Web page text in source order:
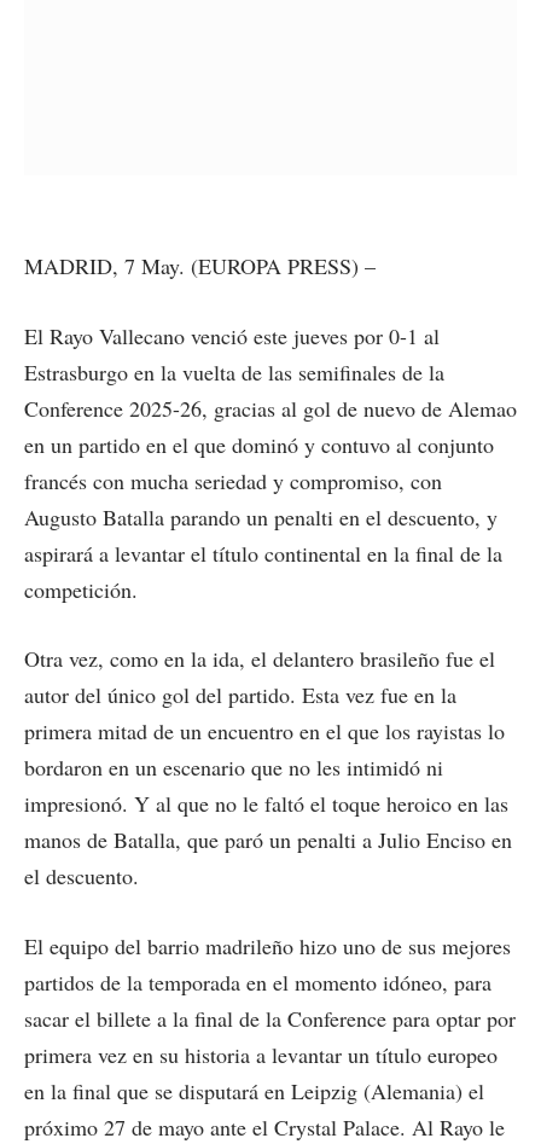
MADRID, 7 May. (EUROPA PRESS) –
El Rayo Vallecano venció este jueves por 0-1 al
Estrasburgo en la vuelta de las semifinales de la
Conference 2025-26, gracias al gol de nuevo de Alemao
en un partido en el que dominó y contuvo al conjunto
francés con mucha seriedad y compromiso, con
Augusto Batalla parando un penalti en el descuento, y
aspirará a levantar el título continental en la final de la
competición.
Otra vez, como en la ida, el delantero brasileño fue el
autor del único gol del partido. Esta vez fue en la
primera mitad de un encuentro en el que los rayistas lo
bordaron en un escenario que no les intimidó ni
impresionó. Y al que no le faltó el toque heroico en las
manos de Batalla, que paró un penalti a Julio Enciso en
el descuento.
El equipo del barrio madrileño hizo uno de sus mejores
partidos de la temporada en el momento idóneo, para
sacar el billete a la final de la Conference para optar por
primera vez en su historia a levantar un título europeo
en la final que se disputará en Leipzig (Alemania) el
próximo 27 de mayo ante el Crystal Palace. Al Rayo le